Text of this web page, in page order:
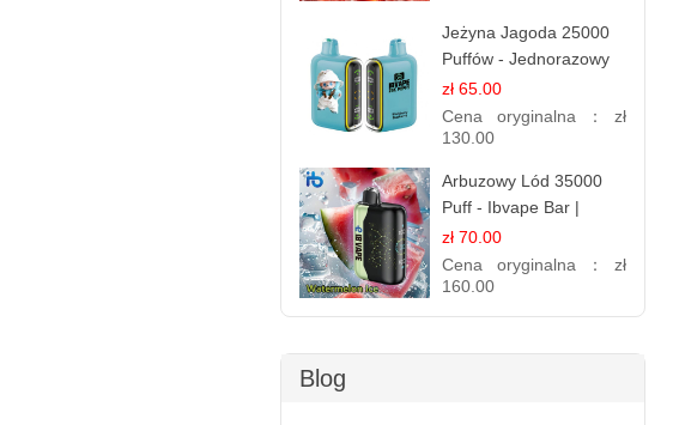
Jeżyna Jagoda 25000
Puffów - Jednorazowy
E-papierosy | Smak
Leśnych Owoców
zł 65.00
Cena oryginalna： zł
130.00
Arbuzowy Lód 35000
Puff - Ibvape Bar |
Orzeźwiający E-
papieros Jednorazowy
zł 70.00
Cena oryginalna： zł
160.00
Blog